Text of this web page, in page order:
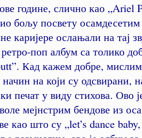
године, слично као „Ariel
бољу посвету
каријере ослањали на тај
поп албум са толико
Кад кажем добре,
на који су одсвирани,
печат у виду стихова. Ово
мејнстрим бендове из
као што су „let’s dance